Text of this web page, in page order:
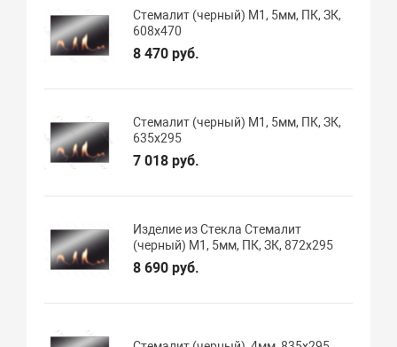
Стемалит (черный) М1, 5мм, ПК, ЗК,
608х470
8 470 руб.
Стемалит (черный) М1, 5мм, ПК, ЗК,
635х295
7 018 руб.
Изделие из Стекла Стемалит
(черный) М1, 5мм, ПК, ЗК, 872х295
8 690 руб.